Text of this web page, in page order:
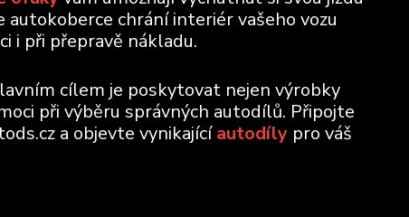
autokoberce chrání interiér vašeho vozu
i při přepravě nákladu.
cílem je poskytovat nejen výrobky
při výběru správných autodílů. Připojte
a objevte vynikajícíautodíly pro váš